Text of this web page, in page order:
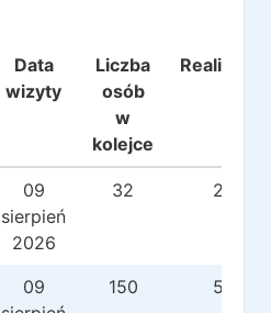
Data
wizyty
Liczba
osób
w
kolejce
Realizacje
09
sierpień
2026
32 25
09
150 50